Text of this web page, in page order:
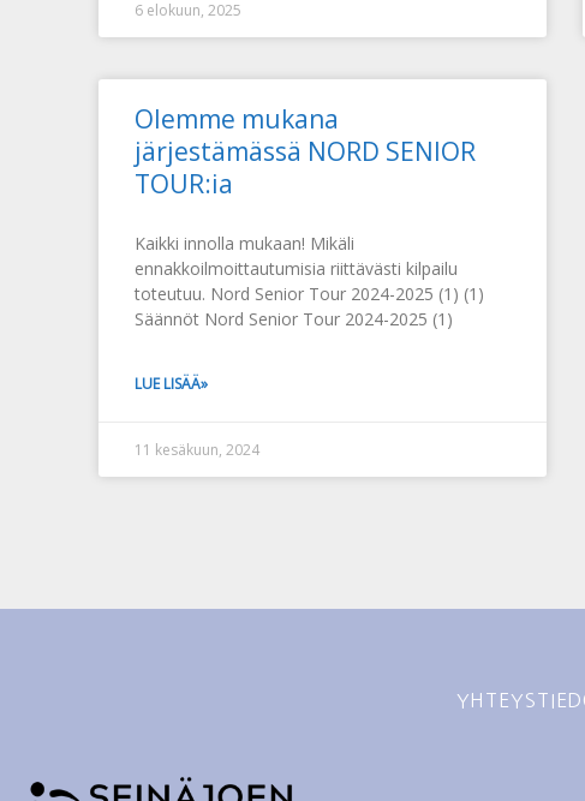
6 elokuun, 2025
Olemme mukana
järjestämässä NORD SENIOR
TOUR:ia
Kaikki innolla mukaan! Mikäli
ennakkoilmoittautumisia riittävästi kilpailu
toteutuu. Nord Senior Tour 2024-2025 (1) (1)
Säännöt Nord Senior Tour 2024-2025 (1)
LUE LISÄÄ»
11 kesäkuun, 2024